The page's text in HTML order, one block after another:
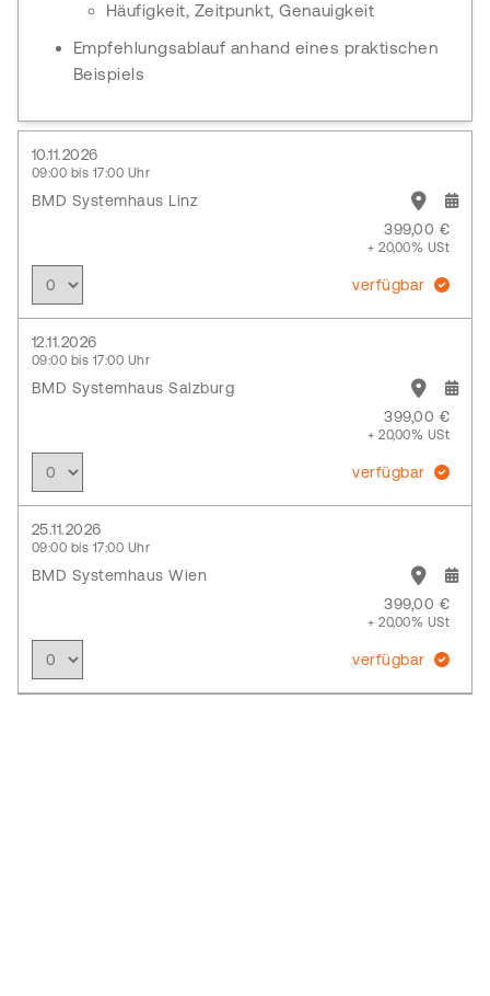
Häufigkeit, Zeitpunkt, Genauigkeit
Empfehlungsablauf anhand eines praktischen
Beispiels
10.11.2026
09:00 bis 17:00 Uhr
BMD Systemhaus Linz
399,00 €
+ 20,00% USt
verfügbar
12.11.2026
09:00 bis 17:00 Uhr
BMD Systemhaus Salzburg
399,00 €
+ 20,00% USt
verfügbar
25.11.2026
09:00 bis 17:00 Uhr
BMD Systemhaus Wien
399,00 €
+ 20,00% USt
verfügbar